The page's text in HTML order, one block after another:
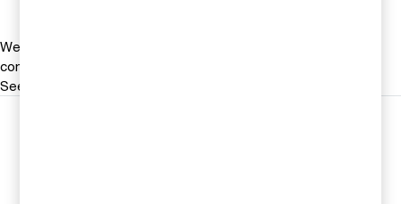
We help you meet tomorrow’s tech demands
compete at a speed that rewrites the rules
See how